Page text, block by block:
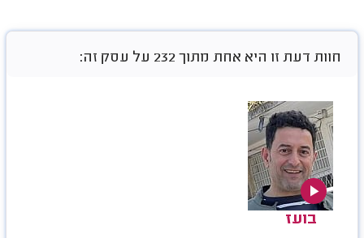
חוות דעת זו היא אחת מתוך 232 על עסק זה:
בועז